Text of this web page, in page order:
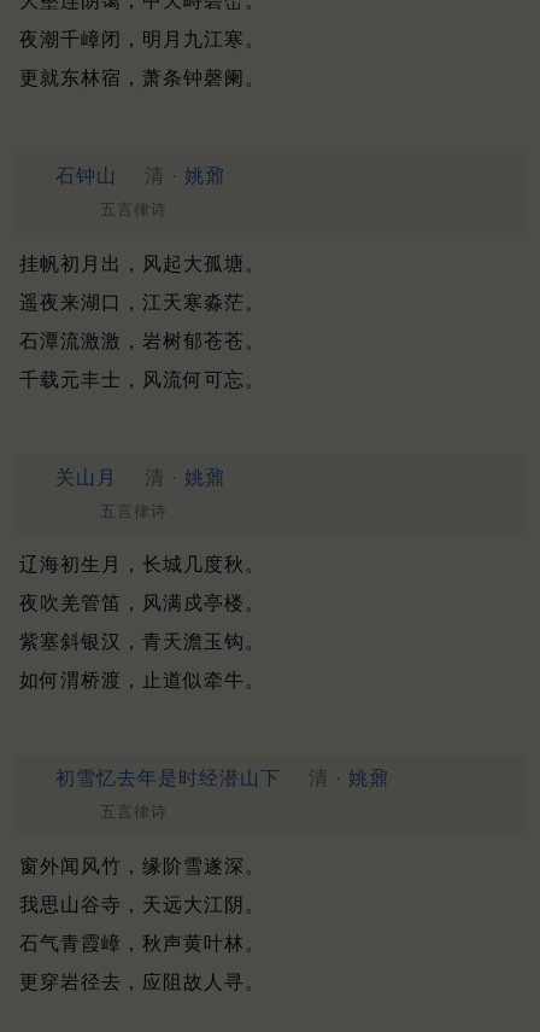
夜潮千嶂闭，明月九江寒。
更就东林宿，萧条钟磬阑。
石钟山 清 · 姚鼐
五言律诗
挂帆初月出，风起大孤塘。
遥夜来湖口，江天寒淼茫。
石潭流激激，岩树郁苍苍。
千载元丰士，风流何可忘。
关山月 清 · 姚鼐
五言律诗
辽海初生月，长城几度秋。
夜吹羌管笛，风满戍亭楼。
紫塞斜银汉，青天澹玉钩。
如何渭桥渡，止道似牵牛。
初雪忆去年是时经潜山下 清 · 姚鼐
五言律诗
窗外闻风竹，缘阶雪遂深。
我思山谷寺，天远大江阴。
石气青霞嶂，秋声黄叶林。
更穿岩径去，应阻故人寻。